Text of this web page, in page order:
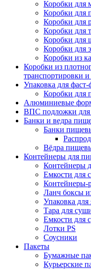
Коробки для
Коробки для
Коробки для
Коробки для
Коробки для
Коробки для
Коробки из
Коробки из
транспортировки
Упаковка для фаст-
Коробки для
Алюминиевые
ВПС подложки для
Банки и ведра
Банки
Вёдра
Контейнеры для
Контейнеры
Емкости для
Контейнеры-
Ланч боксы
Упаковка для
Тара для
Емкости для
Лотки PS
Соусники
Пакеты
Бумажные
Курьерские